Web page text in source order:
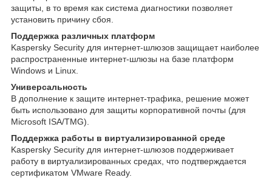
защиты, в то время как система диагностики позволяет
установить причину сбоя.
Поддержка различных платформ
Kaspersky Security для интернет-шлюзов защищает наиболее
распространенные интернет-шлюзы на базе платформ
Windows и Linux.
Универсальность
В дополнение к защите интернет-трафика, решение может
быть использовано для защиты корпоративной почты (для
Microsoft ISA/TMG).
Поддержка работы в виртуализированной среде
Kaspersky Security для интернет-шлюзов поддерживает
работу в виртуализированных средах, что подтверждается
сертификатом VMware Ready.